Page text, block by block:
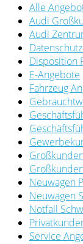
Alle
Audi
Audi
Disposition
E-Angebote
Fahrzeug
Neuwagen
Neuwagen
Notfall
Service